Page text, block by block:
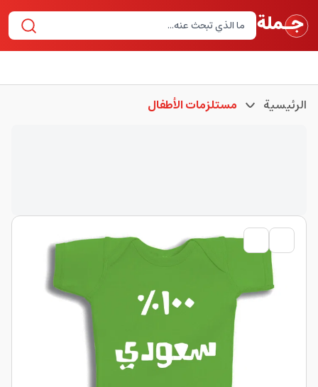
الرئيسية مستلزمات الأطفال